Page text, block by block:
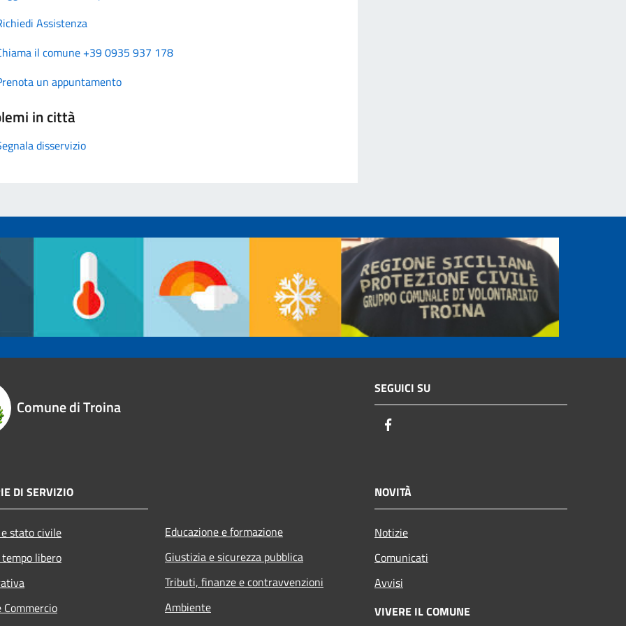
Assistenza
il comune +39 0935 937 178
un appuntamento
in città
disservizio
Comune di Troina
SEGUICI SU
DI SERVIZIO
stato civile
libero
Commercio
Educazione e formazione
Giustizia e sicurezza pubblica
Tributi, finanze e contravvenzioni
Ambiente
NOVITÀ
Notizie
Comunicati
Avvisi
VIVERE IL COMUNE